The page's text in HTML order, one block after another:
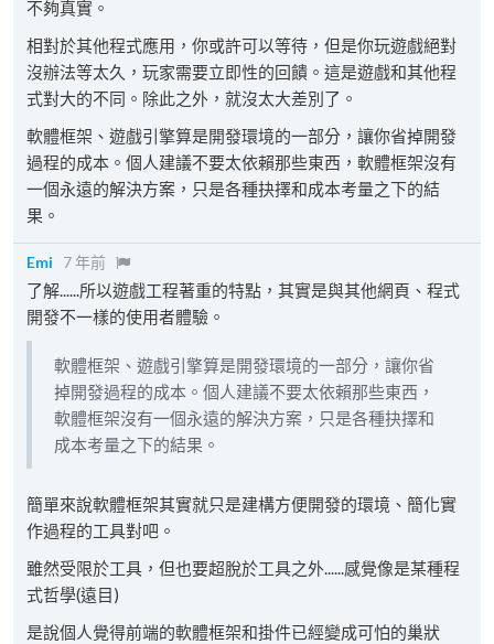
不夠真實。
相對於其他程式應用，你或許可以等待，但是你玩遊戲絕對
沒辦法等太久，玩家需要立即性的回饋。這是遊戲和其他程
式對大的不同。除此之外，就沒太大差別了。
軟體框架、遊戲引擎算是開發環境的一部分，讓你省掉開發
過程的成本。個人建議不要太依賴那些東西，軟體框架沒有
一個永遠的解決方案，只是各種抉擇和成本考量之下的結
果。
Emi 7 年前
了解......所以遊戲工程著重的特點，其實是與其他網頁、程式
開發不一樣的使用者體驗。
軟體框架、遊戲引擎算是開發環境的一部分，讓你省
掉開發過程的成本。個人建議不要太依賴那些東西，
軟體框架沒有一個永遠的解決方案，只是各種抉擇和
成本考量之下的結果。
簡單來說軟體框架其實就只是建構方便開發的環境、簡化實
作過程的工具對吧。
雖然受限於工具，但也要超脫於工具之外......感覺像是某種程
式哲學(遠目)
是說個人覺得前端的軟體框架和掛件已經變成可怕的巢狀